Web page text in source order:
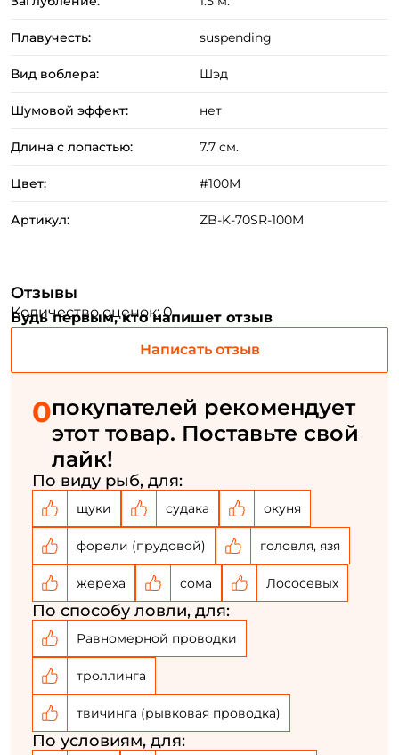
Плавучесть: suspending
Вид воблера: Шэд
Шумовой эффект: нет
Длина с лопастью: 7.7 см.
Цвет: #100M
Артикул: ZB-K-70SR-100M
Отзывы
Количество оценок: 0
Будь первым, кто напишет отзыв
Написать отзыв
0покупателей рекомендует
этот товар. Поставьте свой
лайк!
По виду рыб, для:
щуки судака окуня
форели (прудовой) головля, язя
жереха сома Лососевых
По способу ловли, для:
Равномерной проводки
троллинга
твичинга (рывковая проводка)
По условиям, для:
Создать аккаунт
ФИО: *
Номер телефона: *
Повторите пароль: *
Заполняя данную форму вы соглашаетесь на обработку
персональных данных
У меня уже есть аккаунт